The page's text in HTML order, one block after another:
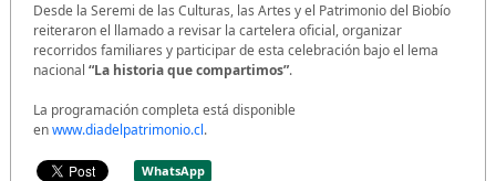
Desde la Seremi de las Culturas, las Artes y el Patrimonio del Biobío
reiteraron el llamado a revisar la cartelera oficial, organizar
recorridos familiares y participar de esta celebración bajo el lema
nacional “La historia que compartimos”.
La programación completa está disponible
enwww.diadelpatrimonio.cl.
WhatsApp